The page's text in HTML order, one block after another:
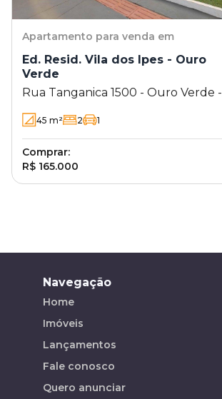
Apartamento para venda em
Ed. Resid. Vila dos Ipes - Ouro
Verde
Rua Tanganica 1500 - Ouro Verde -
Londrina - PR
45 m² 2 1
Comprar:
R$ 165.000
Navegação
Home
Imóveis
Lançamentos
Fale conosco
Quero anunciar